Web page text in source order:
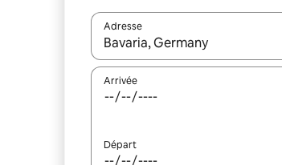
Adresse
Lorsque les résultats s'affichent,
Arrivée
Départ